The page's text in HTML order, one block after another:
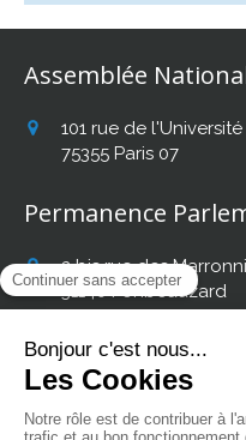
Assemblée
101 rue de l'Université
75355 Paris 07
Permanence
2 bis rue des
31140 Fonbeauzard